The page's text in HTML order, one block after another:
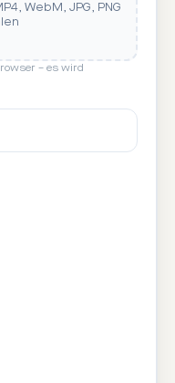
WebM, JPG, PNG
– es wird